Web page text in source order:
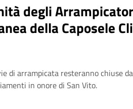
degli
della Caposele
di arrampicata resteranno chiuse
in onore di San Vito.